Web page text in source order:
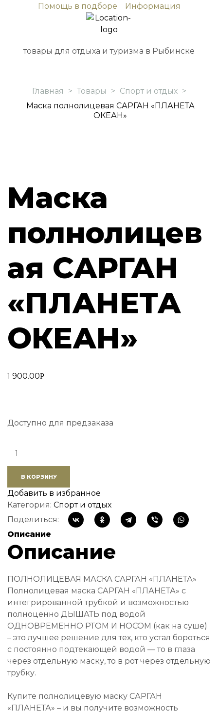
Помощь в подборе Информация
товары для отдыха и туризма в Рыбинске
Главная > Товары > Спорт и отдых >
Маска полнолицевая САРГАН «ПЛАНЕТА
ОКЕАН»
Маска
полнолицев
ая САРГАН
«ПЛАНЕТА
ОКЕАН»
1 900.00Р
Доступно для предзаказа
В КОРЗИНУ
Добавить в избранное
Категория: Спорт и отдых
Поделиться:
Описание
Описание
ПОЛНОЛИЦЕВАЯ МАСКА САРГАН «ПЛАНЕТА»
Полнолицевая маска САРГАН «ПЛАНЕТА» с
интегрированной трубкой и возможностью
полноценно ДЫШАТЬ под водой
ОДНОВРЕМЕННО РТОМ И НОСОМ (как на суше)
– это лучшее решение для тех, кто устал бороться
с постоянно подтекающей водой — то в глаза
через отдельную маску, то в рот через отдельную
трубку.
Купите полнолицевую маску САРГАН
«ПЛАНЕТА» – и вы получите возможность